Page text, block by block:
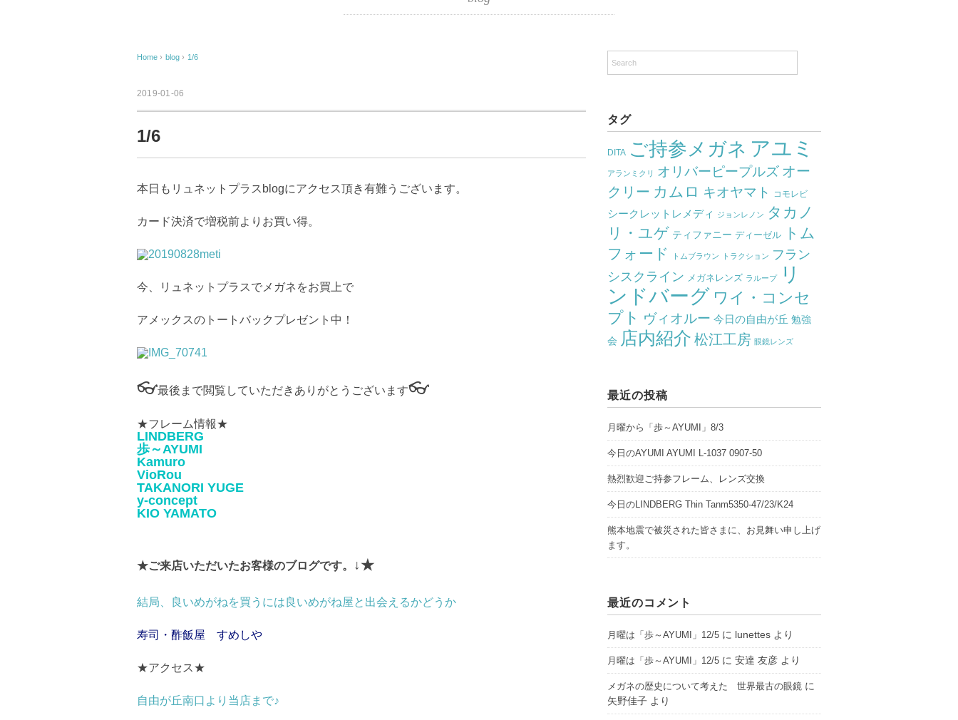
Home › blog › 1/6
2019-01-06
1/6
本日もリュネットプラスblogにアクセス頂き有難うございます。
カード決済で増税前よりお買い得。
今、リュネットプラスでメガネをお買上で
アメックスのトートバックプレゼント中！
👓最後まで閲覧していただきありがとうございます👓
★フレーム情報★
LINDBERG
歩～AYUMI
Kamuro
VioRou
TAKANORI YUGE
y-concept
KIO YAMATO
★ご来店いただいたお客様のブログです。 ↓★
結局、良いめがねを買うには良いめがね屋と出会えるかどうか
寿司・酢飯屋 すめしや
★アクセス★
自由が丘南口より当店まで♪
タグ
DITA ご持参メガネ アユミ
アランミクリ オリバーピープルズ オー
クリー カムロ キオヤマト コモレビ
シークレットレメディ ジョンレノン タカノ
リ・ユゲ ティファニー ディーゼル
トム
フォード
トムブラウン トラクション フラン
シスクライン メガネレンズ ラループ
リ
ンドバーグ ワイ・コンセ
プト ヴィオルー 今日の自由が丘 勉強
会 店内紹介 松江工房 眼鏡レンズ
最近の投稿
月曜から「歩～AYUMI」8/3
今日のAYUMI AYUMI L-1037 0907-50
熱烈歓迎ご持参フレーム、レンズ交換
今日のLINDBERG Thin Tanm5350-47/23/K24
熊本地震で被災された皆さまに、お見舞い申し上げ
ます。
最近のコメント
月曜は「歩～AYUMI」12/5 に lunettes より
月曜は「歩～AYUMI」12/5 に安達 友彦 より
メガネの歴史について考えた 世界最古の眼鏡 に
矢野佳子 より